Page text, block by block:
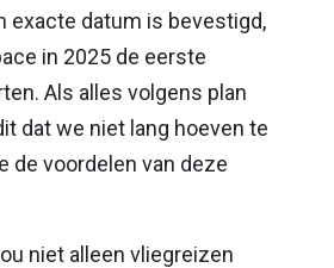
exacte datum is bevestigd,
in 2025 de eerste
Als alles volgens plan
dat we niet lang hoeven te
de voordelen van deze
niet alleen vliegreizen